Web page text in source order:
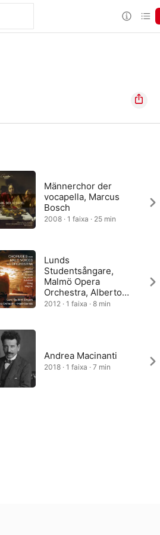
Männerchor der
vocapella, Marcus
Bosch
2008 · 1 faixa · 25 min
Lunds
Studentsångare,
Malmö Opera
Orchestra, Alberto
Hold-Garrido
2012 · 1 faixa · 8 min
Andrea Macinanti
2018 · 1 faixa · 7 min